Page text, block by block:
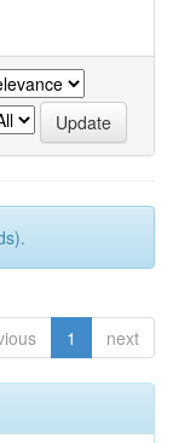
1 next